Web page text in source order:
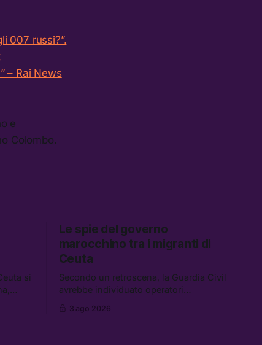
007 russi?”.
– Rai News
e
Colombo.
si
Le spie del governo
marocchino tra i migranti di
Ceuta
Secondo un retroscena, la Guardia Civil
avrebbe individuato operatori
nell’incidente di Ceuta. Tra le altre
3 ago 2026